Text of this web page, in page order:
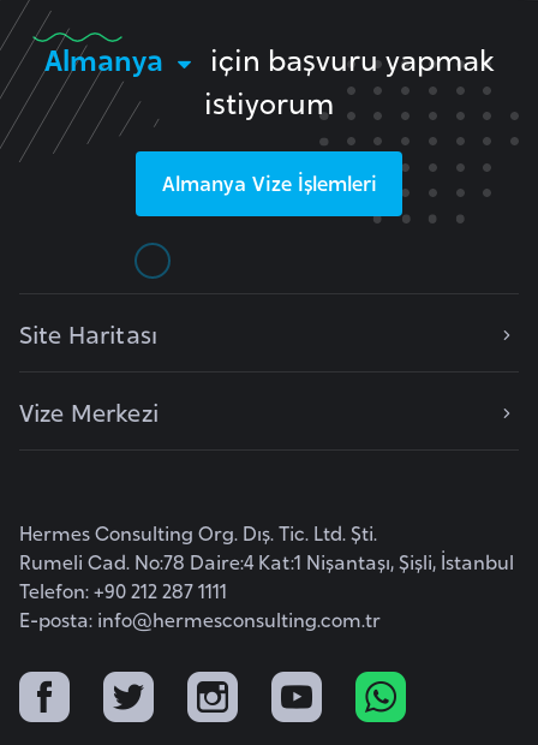
Almanya
için başvuru yapmak
istiyorum
Almanya Vize İşlemleri
Site Haritası
Vize Merkezi
Hermes Consulting Org. Dış. Tic. Ltd. Şti.
Rumeli Cad. No:78 Daire:4 Kat:1 Nişantaşı, Şişli, İstanbul
Telefon: +90 212 287 1111
E-posta: info@hermesconsulting.com.tr
t
o
n
y
o
a
i
l
d
i
i
S